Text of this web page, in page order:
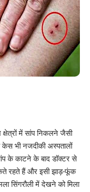
में सांप निकलने जैसी
भी नजदीकी अस्पतालों
के काटने के बाद डॉक्टर से
रहते हैं और इसी झाड़-फूंक
सिंगरौली में देखने को मिला